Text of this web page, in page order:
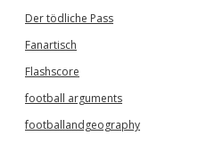
Der tödliche Pass
Fanartisch
Flashscore
football arguments
footballandgeography